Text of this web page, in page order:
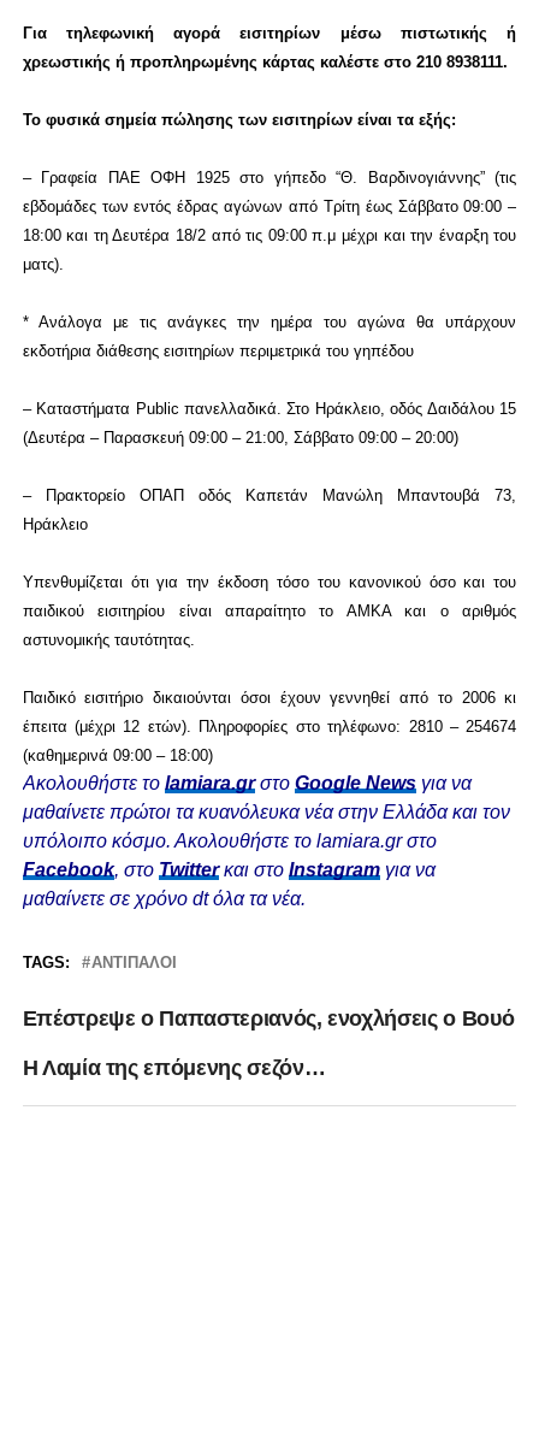
Για τηλεφωνική αγορά εισιτηρίων μέσω πιστωτικής ή
χρεωστικής ή προπληρωμένης κάρτας καλέστε στο 210 8938111.
Το φυσικά σημεία πώλησης των εισιτηρίων είναι τα εξής:
– Γραφεία ΠΑΕ ΟΦΗ 1925 στο γήπεδο “Θ. Βαρδινογιάννης” (τις
εβδομάδες των εντός έδρας αγώνων από Τρίτη έως Σάββατο 09:00 –
18:00 και τη Δευτέρα 18/2 από τις 09:00 π.μ μέχρι και την έναρξη του
ματς).
* Ανάλογα με τις ανάγκες την ημέρα του αγώνα θα υπάρχουν
εκδοτήρια διάθεσης εισιτηρίων περιμετρικά του γηπέδου
– Καταστήματα Public πανελλαδικά. Στο Ηράκλειο, οδός Δαιδάλου 15
(Δευτέρα – Παρασκευή 09:00 – 21:00, Σάββατο 09:00 – 20:00)
– Πρακτορείο ΟΠΑΠ οδός Καπετάν Μανώλη Μπαντουβά 73,
Ηράκλειο
Υπενθυμίζεται ότι για την έκδοση τόσο του κανονικού όσο και του
παιδικού εισιτηρίου είναι απαραίτητο το ΑΜΚΑ και ο αριθμός
αστυνομικής ταυτότητας.
Παιδικό εισιτήριο δικαιούνται όσοι έχουν γεννηθεί από το 2006 κι
έπειτα (μέχρι 12 ετών). Πληροφορίες στο τηλέφωνο: 2810 – 254674
(καθημερινά 09:00 – 18:00)
Ακολουθήστε το lamiara.grστο Google Newsγια να
μαθαίνετε πρώτοι τα κυανόλευκα νέα στην Ελλάδα και τον
υπόλοιπο κόσμο. Ακολουθήστε το lamiara.gr στο
Facebook, στο Twitterκαι στο Instagram για να
μαθαίνετε σε χρόνο dt όλα τα νέα.
TAGS: ΑΝΤΊΠΑΛΟΙ
Επέστρεψε ο Παπαστεριανός, ενοχλήσεις ο Βουό
Η Λαμία της επόμενης σεζόν…